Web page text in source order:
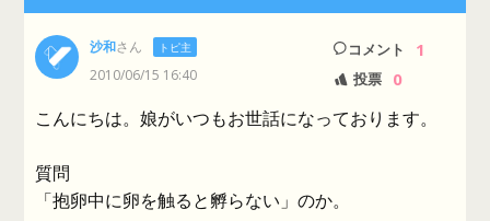
沙和さん トピ主
2010/06/15 16:40
コメント 1
投票 0
こんにちは。娘がいつもお世話になっております。
質問
「抱卵中に卵を触ると孵らない」のか。